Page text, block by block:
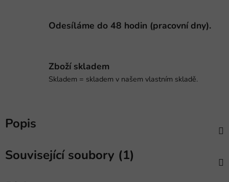
Odesíláme do 48 hodin (pracovní dny).
Zboží skladem
Skladem = skladem v našem vlastním skladě.
Popis
Související soubory (1)